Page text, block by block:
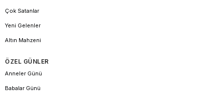
Çok Satanlar
Yeni Gelenler
Altın Mahzeni
ÖZEL GÜNLER
Anneler Günü
Babalar Günü